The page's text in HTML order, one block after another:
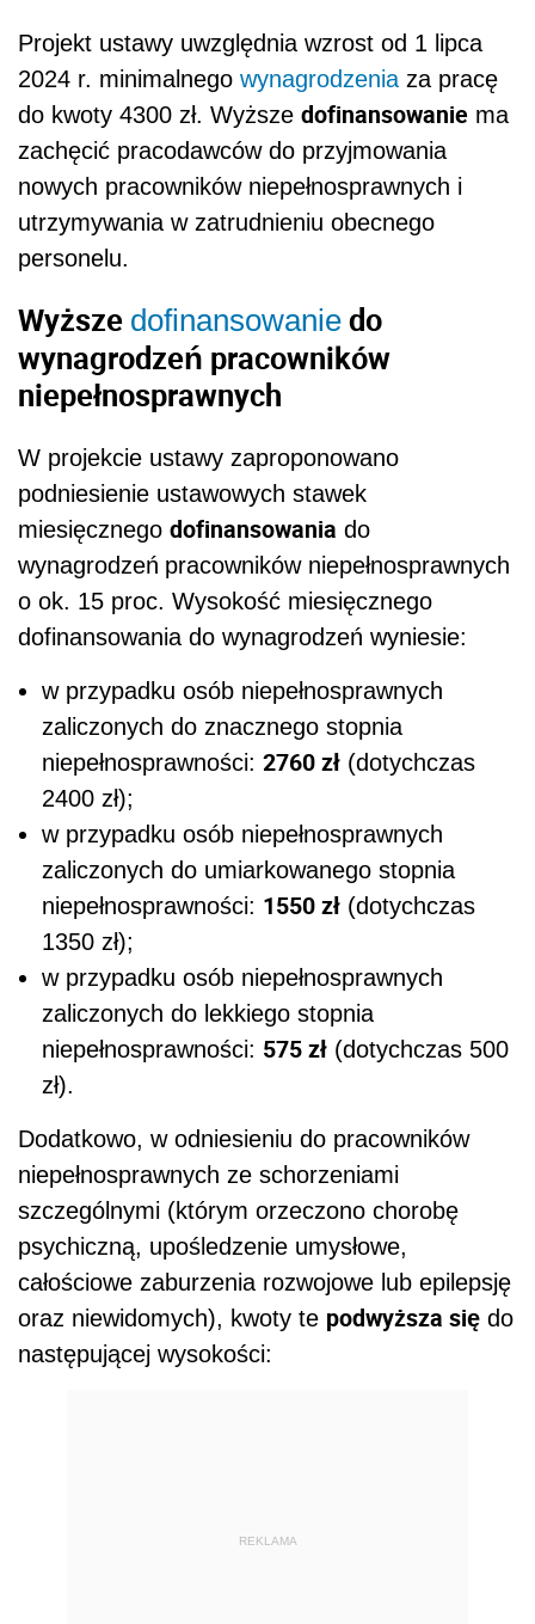
Projekt ustawy uwzględnia wzrost od 1 lipca
2024 r. minimalnego wynagrodzenia za pracę
do kwoty 4300 zł. Wyższe dofinansowanie ma
zachęcić pracodawców do przyjmowania
nowych pracowników niepełnosprawnych i
utrzymywania w zatrudnieniu obecnego
personelu.
Wyższe dofinansowanie do
wynagrodzeń pracowników
niepełnosprawnych
W projekcie ustawy zaproponowano
podniesienie ustawowych stawek
miesięcznego dofinansowania do
wynagrodzeń pracowników niepełnosprawnych
o ok. 15 proc. Wysokość miesięcznego
dofinansowania do wynagrodzeń wyniesie:
w przypadku osób niepełnosprawnych
zaliczonych do znacznego stopnia
niepełnosprawności: 2760 zł (dotychczas
2400 zł);
w przypadku osób niepełnosprawnych
zaliczonych do umiarkowanego stopnia
niepełnosprawności: 1550 zł (dotychczas
1350 zł);
w przypadku osób niepełnosprawnych
zaliczonych do lekkiego stopnia
niepełnosprawności: 575 zł (dotychczas 500
zł).
Dodatkowo, w odniesieniu do pracowników
niepełnosprawnych ze schorzeniami
szczególnymi (którym orzeczono chorobę
psychiczną, upośledzenie umysłowe,
całościowe zaburzenia rozwojowe lub epilepsję
oraz niewidomych), kwoty te podwyższa się do
następującej wysokości:
REKLAMA